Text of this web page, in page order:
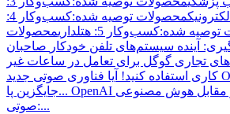
محصولات توصیه شده:
کسب‌وکار 4:
توصیه شده:کسب‌وکار 5: هتلداری
محصولات
آینده سیستم‌های تلفن خودکار صاحبان
تجاری گوگل برای تعامل در ساعات غیر
کاری استفاده کنید! آیا فناوری صوتی جدید OpenAI می تواند
جایگزین پا... OpenAI در مقابل انسان در مقابل هوش مصنوعی
صوتی:...